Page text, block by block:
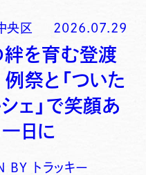
央区 2026.07.29
を育む登渡
祭と「ついた
ェ」で笑顔あ
日に
BY トラッキー